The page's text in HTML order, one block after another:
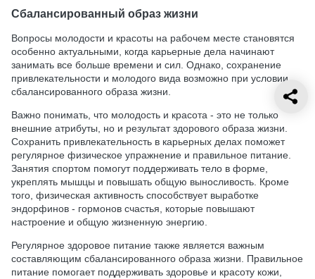
Сбалансированный образ жизни
Вопросы молодости и красоты на рабочем месте становятся
особенно актуальными, когда карьерные дела начинают
занимать все больше времени и сил. Однако, сохранение
привлекательности и молодого вида возможно при условии
сбалансированного образа жизни.
Важно понимать, что молодость и красота - это не только
внешние атрибуты, но и результат здорового образа жизни.
Сохранить привлекательность в карьерных делах поможет
регулярное физическое упражнение и правильное питание.
Занятия спортом помогут поддерживать тело в форме,
укреплять мышцы и повышать общую выносливость. Кроме
того, физическая активность способствует выработке
эндорфинов - гормонов счастья, которые повышают
настроение и общую жизненную энергию.
Регулярное здоровое питание также является важным
составляющим сбалансированного образа жизни. Правильное
питание помогает поддерживать здоровье и красоту кожи,